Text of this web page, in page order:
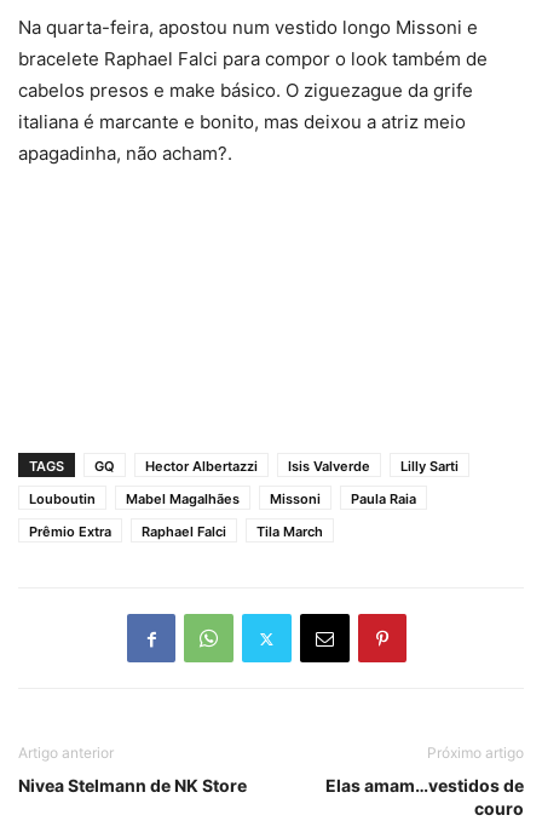
Na quarta-feira, apostou num vestido longo Missoni e
bracelete Raphael Falci para compor o look também de
cabelos presos e make básico. O ziguezague da grife
italiana é marcante e bonito, mas deixou a atriz meio
apagadinha, não acham?.
TAGS GQ Hector Albertazzi Isis Valverde
Lilly Sarti
Louboutin
Mabel Magalhães Missoni
Paula Raia
Prêmio Extra
Raphael Falci Tila March
Artigo anterior
Nivea Stelmann de NK Store
Próximo artigo
Elas amam…vestidos de
couro